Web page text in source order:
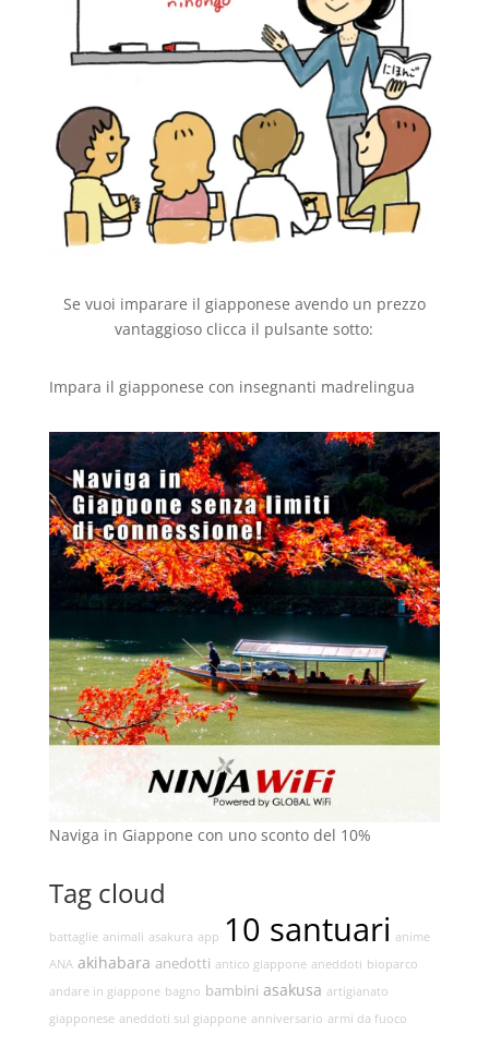
Se vuoi imparare il giapponese avendo un prezzo
vantaggioso clicca il pulsante sotto:
Impara il giapponese con insegnanti madrelingua
Naviga in Giappone con uno sconto del 10%
Tag cloud
battaglie animali asakura app 10 santuari anime
ANA akihabara anedotti antico giappone aneddoti bioparco
andare in giappone bagno bambini asakusa artigianato
giapponese aneddoti sul giappone anniversario armi da fuoco